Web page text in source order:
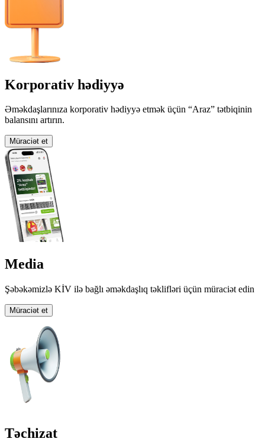
Korporativ hədiyyə
Əməkdaşlarınıza korporativ hədiyyə etmək üçün “Araz” tətbiqinin
balansını artırın.
Müraciət et
Media
Şəbəkəmizlə KİV ilə bağlı əməkdaşlıq təklifləri üçün müraciət edin
Müraciət et
Təchizat